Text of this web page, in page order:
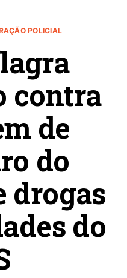
POLICIAL
contra
de
do
drogas
do